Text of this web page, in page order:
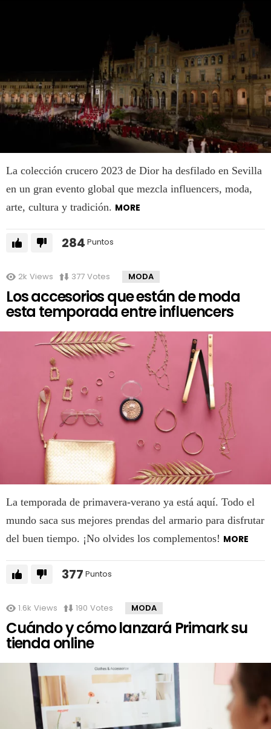
La colección crucero 2023 de Dior ha desfilado en Sevilla
en un gran evento global que mezcla influencers, moda,
arte, cultura y tradición. MORE
284 Puntos
2k Views 377 Votes MODA
Los accesorios que están de moda
esta temporada entre influencers
La temporada de primavera-verano ya está aquí. Todo el
mundo saca sus mejores prendas del armario para disfrutar
del buen tiempo. ¡No olvides los complementos! MORE
377 Puntos
1.6k Views 190 Votes MODA
Cuándo y cómo lanzará Primark su
tienda online